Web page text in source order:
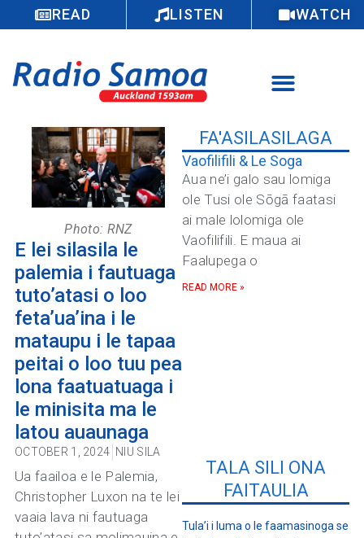
READ LISTEN WATCH
Photo: RNZ
E lei silasila le
palemia i fautuaga
tuto’atasi o loo
feta’ua’ina i le
mataupu i le tapaa
peitai o loo tuu pea
lona faatuatuaga i
le minisita ma le
latou auaunaga
OCTOBER 1, 2024 NIU SILA
Ua faailoa e le Palemia,
Christopher Luxon na te lei
vaaia lava ni fautuaga
FA'ASILASILAGA
Vaofilifili & Le Soga
Aua ne’i galo sau lomiga
ole Tusi ole Sōgā faatasi
ai male lolomiga ole
Vaofilifili. E maua ai
Faalupega o
READ MORE »
TALA SILI ONA
FAITAULIA
Tula’i i luma o le faamasinoga se